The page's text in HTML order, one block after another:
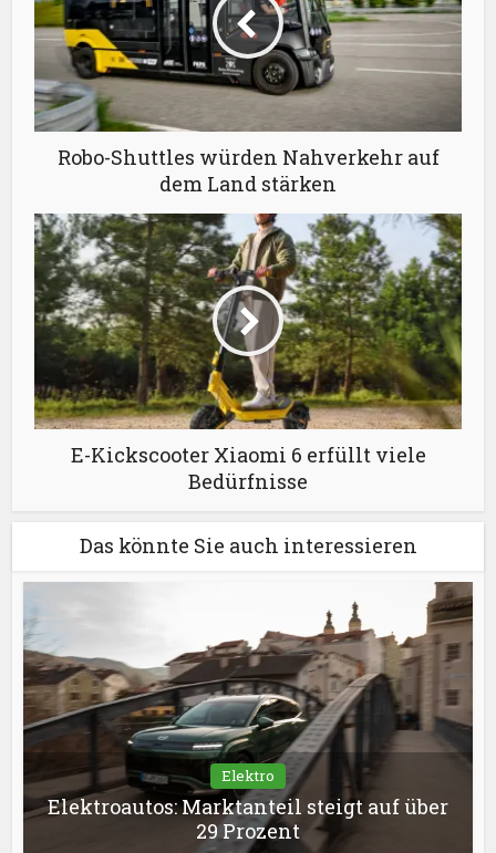
Robo-Shuttles würden Nahverkehr auf
dem Land stärken
E-Kickscooter Xiaomi 6 erfüllt viele
Bedürfnisse
Das könnte Sie auch interessieren
Elektro
Elektroautos: Marktanteil steigt auf über
29 Prozent